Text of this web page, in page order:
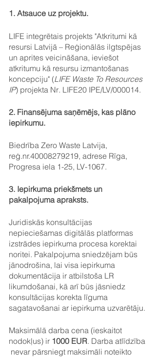
1. Atsauce uz projektu.
LIFE integrētais projekts "Atkritumi kā
resursi Latvijā – Reģionālās ilgtspējas
un aprites veicināšana, ieviešot
atkritumu kā resursu izmantošanas
koncepciju" (LIFE Waste To Resources
IP) projekta Nr. LIFE20 IPE/LV/000014.
2. Finansējuma saņēmējs, kas plāno
iepirkumu.
Biedrība Zero Waste Latvija,
reģ.nr.40008279219, adrese Rīga,
Progresa iela 1-25, LV-1067.
3. Iepirkuma priekšmets un
pakalpojuma apraksts.
Juridiskās konsultācijas
nepieciešamas digitālās platformas
izstrādes iepirkuma procesa korektai
noritei. Pakalpojuma sniedzējam būs
jānodrošina, lai visa iepirkuma
dokumentācija ir atbilstoša LR
likumdošanai, kā arī būs jāsniedz
konsultācijas korekta līguma
sagatavošanai ar iepirkuma uzvarētāju.
Maksimālā darba cena (ieskaitot
nodokļus) ir 1000 EUR. Darba atlīdzība
nevar pārsniegt maksimāli noteikto